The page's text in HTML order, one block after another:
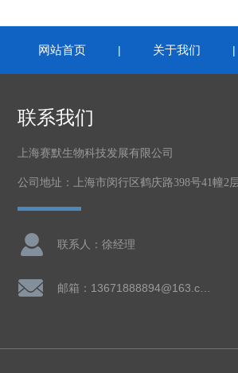
网站首页 | 关于我们
联系我们
上海赛默生物科技发展有限公司
公司地址：上海市闵行区鹤庆路398号41幢2
联系人：徐经理